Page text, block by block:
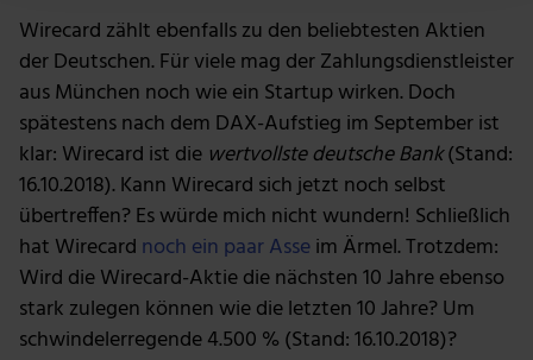
Wir verwenden Cookies, um Inhalte und Anzeigen zu
zu können und die Zugriffe auf unsere Website zu
analysieren. Außerdem geben wir Informationen zu
deiner Verwendung unserer Website an unsere Partner
für soziale Medien, Werbung und Analysen weiter.
Unsere Partner führen diese Informationen
möglicherweise mit weiteren Daten zusammen, die du
ihnen bereitgestellt hast oder die sie im Rahmen deiner
Nutzung der Dienste gesammelt haben.
Wirecard zählt ebenfalls zu den beliebtesten Aktien
der Deutschen. Für viele mag der Zahlungsdienstleister
aus München noch wie ein Startup wirken. Doch
spätestens nach dem DAX-Aufstieg im September ist
klar: Wirecard ist die wertvollste deutsche Bank(Stand:
16.10.2018). Kann Wirecard sich jetzt noch selbst
übertreffen? Es würde mich nicht wundern! Schließlich
hat Wirecard noch ein paar Asseim Ärmel. Trotzdem:
Wird die Wirecard-Aktie die nächsten 10 Jahre ebenso
stark zulegen können wie die letzten 10 Jahre? Um
schwindelerregende 4.500 % (Stand: 16.10.2018)?